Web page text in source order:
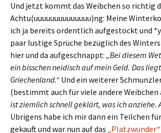
Und jetzt kommt das Weibchen so richtig
Achtu(uuuuuuuuuuuuuu)ng: Meine
ich ja bereits ordentlich aufgestockt und
paar lustige Sprüche bezüglich des
hier und da aufgeschnappt: „Bei diesem
ein bisschen neidisch auf mein Geld. Das
Griechenland.“ Und ein weiterer
(bestimmt auch für viele andere Weibchen
ist ziemlich schnell geklärt, was ich anziehe.
Übrigens habe ich mir dann ein Teilchen
gekauft und war nun auf das „Platzwunder“